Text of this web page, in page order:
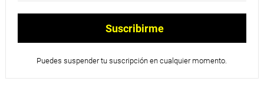
Puedes suspender tu suscripción en cualquier momento.